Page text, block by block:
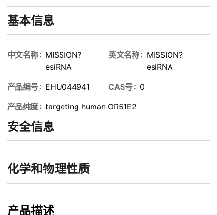
基本信息
中文名称
MISSION?
esiRNA
英文名称
MISSION?
esiRNA
产品编号 EHU044941 CAS号 0
产品纯度 targeting human OR51E2
安全信息
化学和物理性质
产品描述